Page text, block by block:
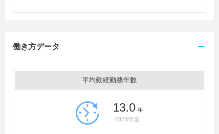
働き方データ
平均勤続勤務年数
13.0 年
2025年度